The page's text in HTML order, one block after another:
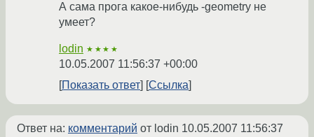
А сама прога какое-нибудь -geometry не
умеет?
lodin ★★★★
10.05.2007 11:56:37 +00:00
Показать ответ
Ссылка
Ответ на: комментарий от lodin 10.05.2007 11:56:37